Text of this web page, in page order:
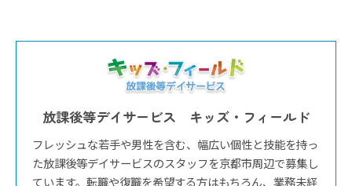
放課後等デイサービス キッズ・フィールド
フレッシュな若手や男性を含む、幅広い個性と技能を持っ
た放課後等デイサービスのスタッフを京都市周辺で募集し
ています。転職や復職を希望する方はもちろん、業務未経